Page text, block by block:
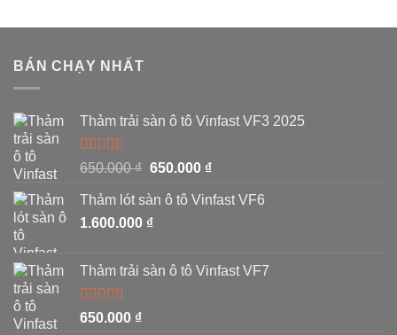
BÁN CHẠY NHẤT
Thảm trải sàn ô tô Vinfast VF3 2025
Được xếp
sao
650.000₫ 650.000 ₫
Thảm lót sàn ô tô Vinfast VF6
1.600.000 ₫
Thảm trải sàn ô tô Vinfast VF7
Được
650.000 ₫